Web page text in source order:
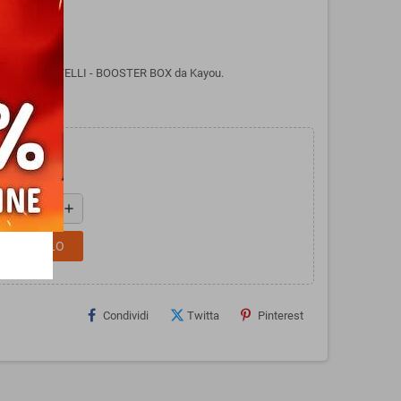
COLTELLI - BOOSTER BOX da Kayou.
add
CARRELLO
Condividi Twitta Pinterest